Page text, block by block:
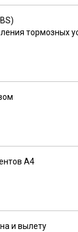
тормозных
А4
и вылету